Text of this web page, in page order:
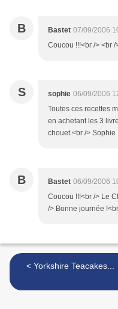
B Bastet 07/09/2006
Coucou !!!<br /> <br
S sophie 06/09/2006
Toutes ces recettes
en achetant les 3
chouet.<br /> Sophie
B Bastet 06/09/2006
Coucou !!!<br /> Le
/> Bonne journée
< Yorkshire Teacakes...